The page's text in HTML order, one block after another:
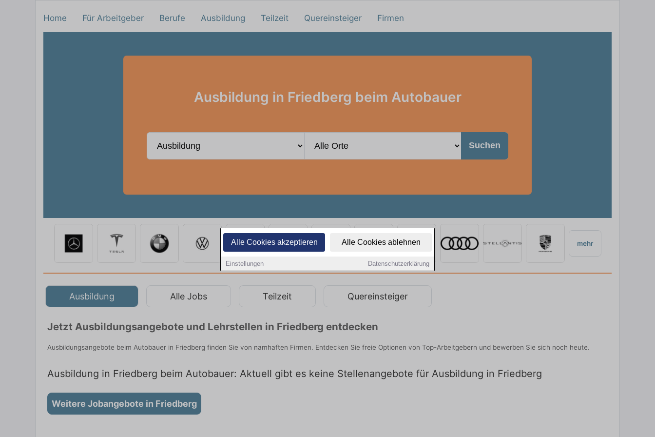
Alle Cookies akzeptieren Alle Cookies ablehnen
Einstellungen Datenschutzerklärung
Home Für Arbeitgeber Berufe Ausbildung Teilzeit Quereinsteiger Firmen
Ausbildung in Friedberg beim Autobauer
Suchen
mehr
Ausbildung Alle Jobs Teilzeit Quereinsteiger
Jetzt Ausbildungsangebote und Lehrstellen in Friedberg entdecken
Ausbildungsangebote beim Autobauer in Friedberg finden Sie von namhaften Firmen. Entdecken Sie freie Optionen von Top-Arbeitgebern und bewerben Sie sich noch heute.
Ausbildung in Friedberg beim Autobauer: Aktuell gibt es keine Stellenangebote für Ausbildung in Friedberg
Weitere Jobangebote in Friedberg